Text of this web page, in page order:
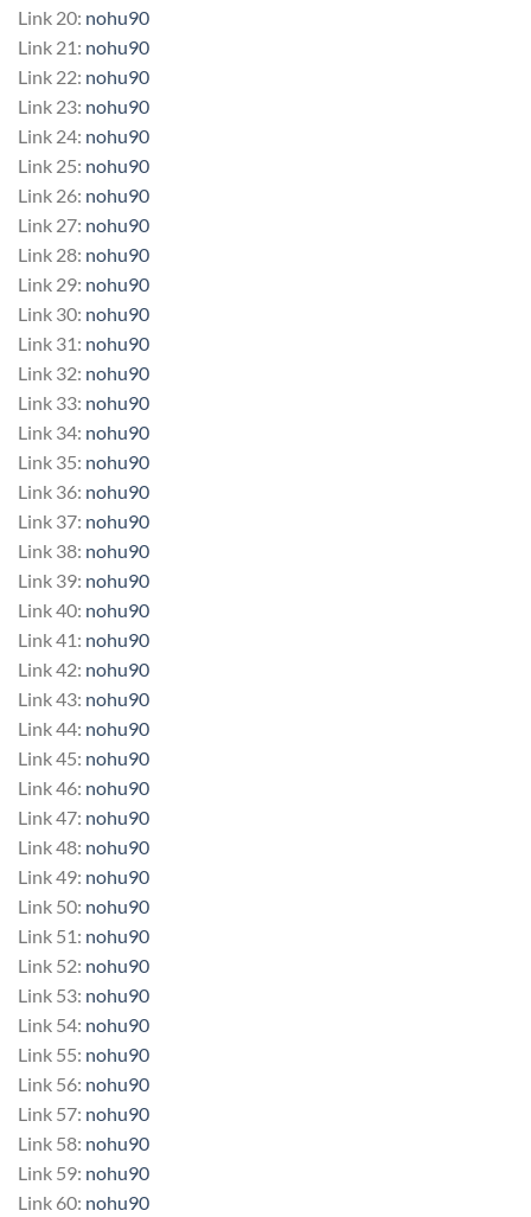
Link 20: nohu90
Link 21: nohu90
Link 22: nohu90
Link 23: nohu90
Link 24: nohu90
Link 25: nohu90
Link 26: nohu90
Link 27: nohu90
Link 28: nohu90
Link 29: nohu90
Link 30: nohu90
Link 31: nohu90
Link 32: nohu90
Link 33: nohu90
Link 34: nohu90
Link 35: nohu90
Link 36: nohu90
Link 37: nohu90
Link 38: nohu90
Link 39: nohu90
Link 40: nohu90
Link 41: nohu90
Link 42: nohu90
Link 43: nohu90
Link 44: nohu90
Link 45: nohu90
Link 46: nohu90
Link 47: nohu90
Link 48: nohu90
Link 49: nohu90
Link 50: nohu90
Link 51: nohu90
Link 52: nohu90
Link 53: nohu90
Link 54: nohu90
Link 55: nohu90
Link 56: nohu90
Link 57: nohu90
Link 58: nohu90
Link 59: nohu90
Link 60: nohu90